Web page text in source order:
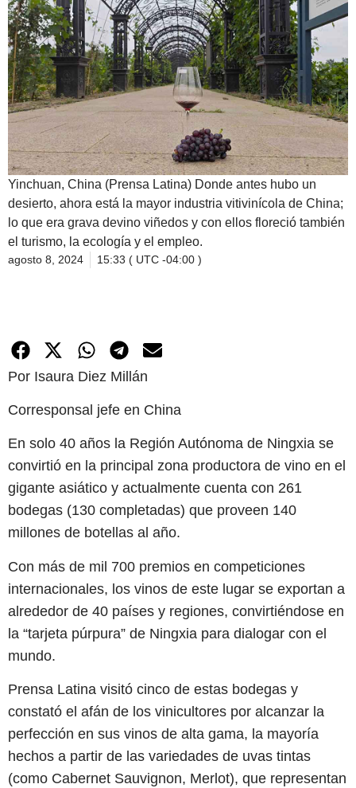
Yinchuan, China (Prensa Latina) Donde antes hubo un
desierto, ahora está la mayor industria vitivinícola de China;
lo que era grava devino viñedos y con ellos floreció también
el turismo, la ecología y el empleo.
agosto 8, 2024 15:33 ( UTC -04:00 )
Por Isaura Diez Millán
Corresponsal jefe en China
En solo 40 años la Región Autónoma de Ningxia se
convirtió en la principal zona productora de vino en el
gigante asiático y actualmente cuenta con 261
bodegas (130 completadas) que proveen 140
millones de botellas al año.
Con más de mil 700 premios en competiciones
internacionales, los vinos de este lugar se exportan a
alrededor de 40 países y regiones, convirtiéndose en
la “tarjeta púrpura” de Ningxia para dialogar con el
mundo.
Prensa Latina visitó cinco de estas bodegas y
constató el afán de los vinicultores por alcanzar la
perfección en sus vinos de alta gama, la mayoría
hechos a partir de las variedades de uvas tintas
(como Cabernet Sauvignon, Merlot), que representan